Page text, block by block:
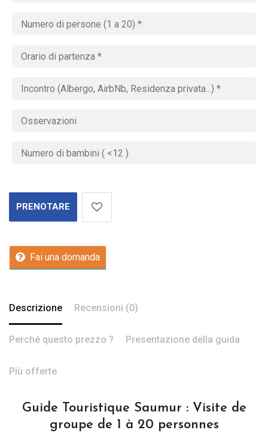
PRENOTARE
Fai una domanda
Descrizione Recensioni (0)
Perché questo prezzo ? Presentazione della guida
Più offerte
Guide Touristique Saumur : Visite de
groupe de 1 à 20 personnes